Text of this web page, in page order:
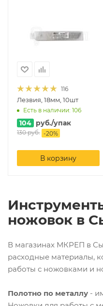
116
Лезвия, 18мм, 10шт
Есть в наличии: 106
104 руб./упак
130руб. -20%
В корзину
ножовок в
В магазинах МКРЕП в
расходные материалы,
работы с ножовками и
Полотно по металлу -